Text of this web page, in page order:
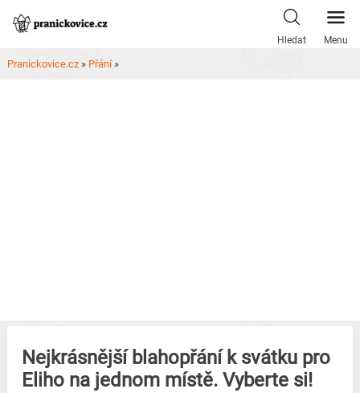
Skip
Hledat Menu
Pranickovice.cz » Přání»
Nejkrásnější blahopřání k svátku pro
Eliho na jednom místě. Vyberte si!